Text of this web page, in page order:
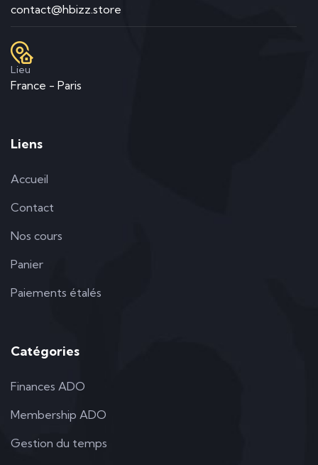
contact@hbizz.store
Lieu
France - Paris
Liens
Accueil
Contact
Nos cours
Panier
Paiements étalés
Catégories
Finances ADO
Membership ADO
Gestion du temps